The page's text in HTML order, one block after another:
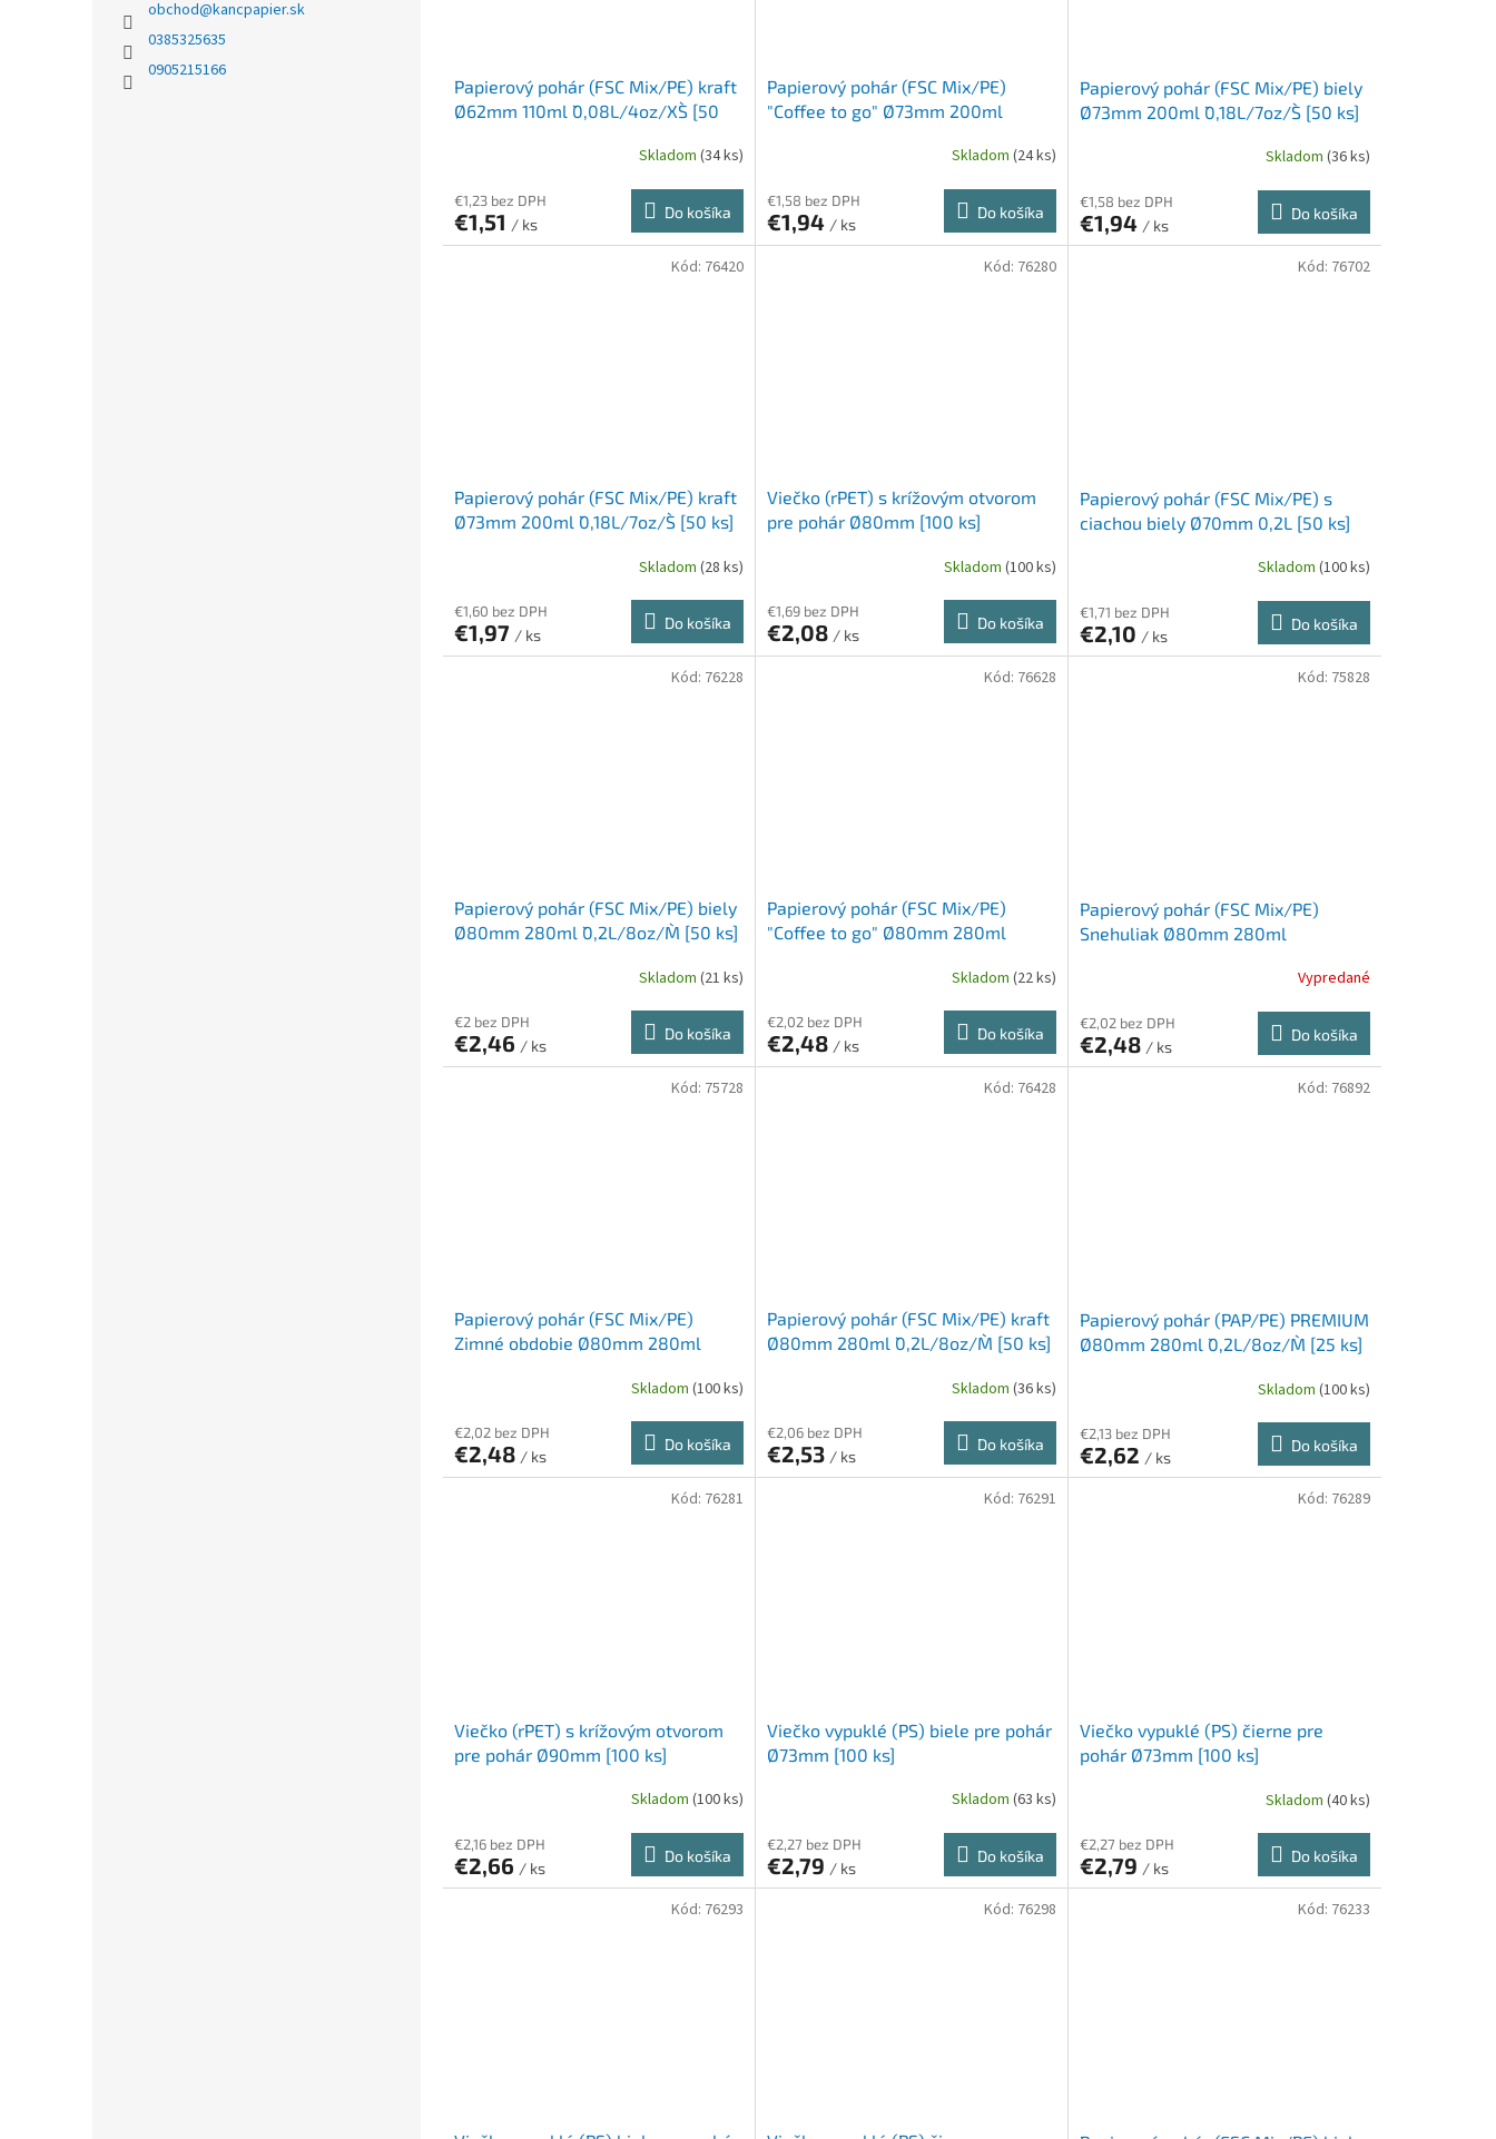
obchod@kancpapier.sk
0385325635
0905215166
Papierový pohár (FSC Mix/PE) kraft
Ø62mm 110ml `0,08L/4oz/XS` [50
Skladom (34 ks)
€1,23 bez DPH
€1,51 / ks
Do košíka
Papierový pohár (FSC Mix/PE)
"Coffee to go" Ø73mm 200ml
Skladom (24 ks)
€1,58 bez DPH
€1,94 / ks
Do košíka
Papierový pohár (FSC Mix/PE) biely
Ø73mm 200ml `0,18L/7oz/S` [50 ks]
Skladom (36 ks)
€1,58 bez DPH
€1,94 / ks
Do košíka
Papierový pohár (FSC Mix/PE) kraft
Ø73mm 200ml `0,18L/7oz/S` [50 ks]
Skladom (28 ks)
€1,60 bez DPH
€1,97 / ks
Do košíka
Kód: 76420
Viečko (rPET) s krížovým otvorom
pre pohár Ø80mm [100 ks]
Skladom (100 ks)
€1,69 bez DPH
€2,08 / ks
Do košíka
Kód: 76280
Papierový pohár (FSC Mix/PE) s
ciachou biely Ø70mm 0,2L [50 ks]
Skladom (100 ks)
€1,71 bez DPH
€2,10 / ks
Do košíka
Kód: 76702
Papierový pohár (FSC Mix/PE) biely
Ø80mm 280ml `0,2L/8oz/M` [50 ks]
Skladom (21 ks)
€2 bez DPH
€2,46 / ks
Do košíka
Kód: 76228
Papierový pohár (FSC Mix/PE)
"Coffee to go" Ø80mm 280ml
Skladom (22 ks)
€2,02 bez DPH
€2,48 / ks
Do košíka
Kód: 76628
Papierový pohár (FSC Mix/PE)
Snehuliak Ø80mm 280ml
Vypredané
€2,02 bez DPH
€2,48 / ks
Do košíka
Kód: 75828
Papierový pohár (FSC Mix/PE)
Zimné obdobie Ø80mm 280ml
Skladom (100 ks)
€2,02 bez DPH
€2,48 / ks
Do košíka
Kód: 75728
Papierový pohár (FSC Mix/PE) kraft
Ø80mm 280ml `0,2L/8oz/M` [50 ks]
Skladom (36 ks)
€2,06 bez DPH
€2,53 / ks
Do košíka
Kód: 76428
Papierový pohár (PAP/PE) PREMIUM
Ø80mm 280ml `0,2L/8oz/M` [25 ks]
Skladom (100 ks)
€2,13 bez DPH
€2,62 / ks
Do košíka
Kód: 76892
Viečko (rPET) s krížovým otvorom
pre pohár Ø90mm [100 ks]
Skladom (100 ks)
€2,16 bez DPH
€2,66 / ks
Do košíka
Kód: 76281
Viečko vypuklé (PS) biele pre pohár
Ø73mm [100 ks]
Skladom (63 ks)
€2,27 bez DPH
€2,79 / ks
Do košíka
Kód: 76291
Viečko vypuklé (PS) čierne pre
pohár Ø73mm [100 ks]
Skladom (40 ks)
€2,27 bez DPH
€2,79 / ks
Do košíka
Kód: 76289
Kód: 76293 Kód: 76298 Kód: 76233